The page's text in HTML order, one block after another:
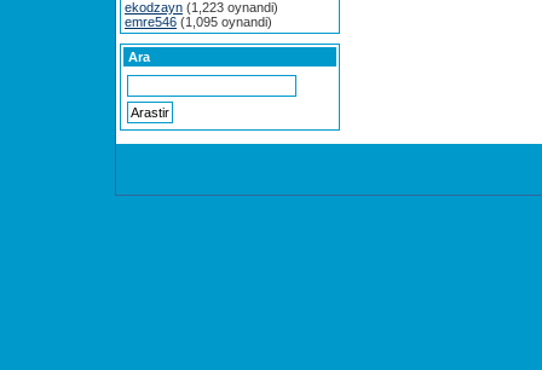
ekodzayn (1,223 oynandi)
emre546 (1,095 oynandi)
Ara